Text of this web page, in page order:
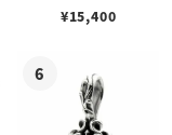
ブスタークラスプ＆LTロ
¥15,400